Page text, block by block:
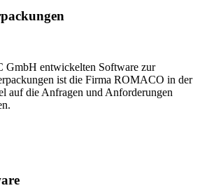
GmbH entwickelten Software zur
ist die Firma ROMACO in der
auf die Anfragen und Anforderungen